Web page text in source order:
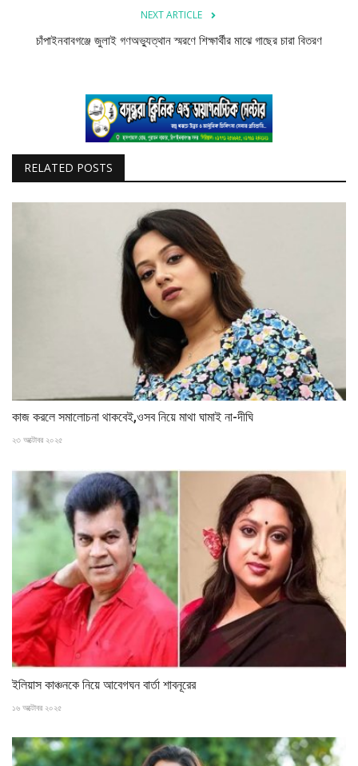
NEXT ARTICLE
চাঁপাইনবাবগঞ্জে জুলাই গণঅভ্যুত্থান স্মরণে শিক্ষার্থীর মাঝে গাছের চারা বিতরণ
RELATED POSTS
কাজ করলে সমালোচনা থাকবেই,ওসব নিয়ে মাথা ঘামাই না-দীঘি
২৩ অক্টোবর ২০২৫
ইলিয়াস কাঞ্চনকে নিয়ে আবেগঘন বার্তা শাবনূরের
১৬ অক্টোবর ২০২৫